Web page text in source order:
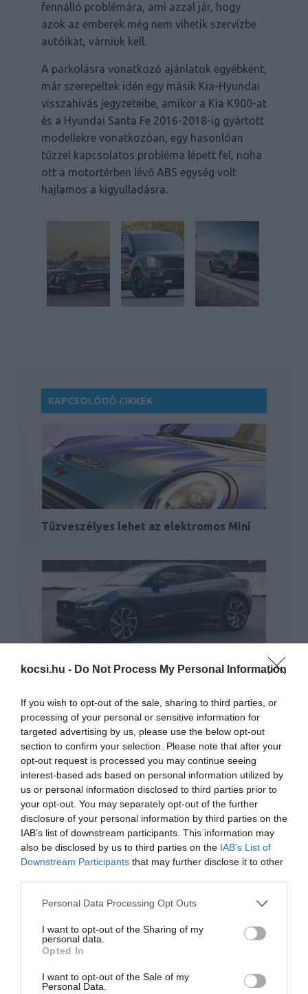
kocsi.hu - Do Not Process My Personal Information
If you wish to opt-out of the sale, sharing to third parties, or
processing of your personal or sensitive information for
targeted advertising by us, please use the below opt-out
section to confirm your selection. Please note that after your
opt-out request is processed you may continue seeing
interest-based ads based on personal information utilized by
us or personal information disclosed to third parties prior to
your opt-out. You may separately opt-out of the further
disclosure of your personal information by third parties on the
IAB’s list of downstream participants. This information may
also be disclosed by us to third parties on the IAB’s List of
Downstream Participants that may further disclose it to other
Please note that this website/app uses one or more Google
not limited to your visit or usage behaviour. You may click to
grant or deny consent to Google and its third-party tags to
use your data for below specified purposes in below Google
consent section.
Personal Data Processing Opt Outs
I want to opt-out of the Sharing of my
personal data.
Opted In
I want to opt-out of the Sale of my
Personal Data.
fennálló problémára, ami azzal jár, hogy
azok az emberek még nem vihetik szervízbe
autóikat, várniuk kell.
A parkolásra vonatkozó ajánlatok egyébként,
már szerepeltek idén egy másik Kia-Hyundai
visszahívás jegyzeteibe, amikor a Kia K900-at
és a Hyundai Santa Fe 2016-2018-ig gyártott
modellekre vonatkozóan, egy hasonlóan
tűzzel kapcsolatos probléma lépett fel, noha
ott a motortérben lévő ABS egység volt
hajlamos a kigyulladásra.
KAPCSOLÓDÓ CIKKEK
Tűzveszélyes lehet az elektromos Mini
Kigyulladó I-Pace modellek miatt
vizsgálódik a Jaguar
Ismét egy óriási légzsák-botránynak
nézünk elébe?